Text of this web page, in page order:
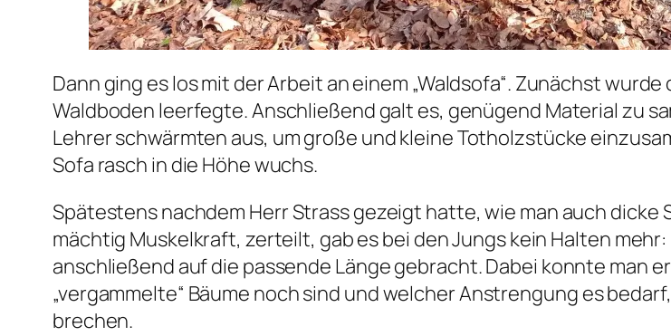
Dann ging es los mit der Arbeit an einem „Waldsofa“. Zunächst
Waldboden leerfegte. Anschließend galt es, genügend Material zu
Lehrer schwärmten aus, um große und kleine Totholzstücke
Sofa rasch in die Höhe wuchs.
Spätestens nachdem Herr Strass gezeigt hatte, wie man auch dicke
mächtig Muskelkraft, zerteilt, gab es bei den Jungs kein Halten
anschließend auf die passende Länge gebracht. Dabei konnte man
„vergammelte“ Bäume noch sind und welcher Anstrengung es
brechen.